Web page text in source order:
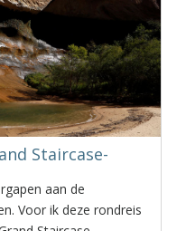
Staircase-
aan de
Voor ik deze rondreis